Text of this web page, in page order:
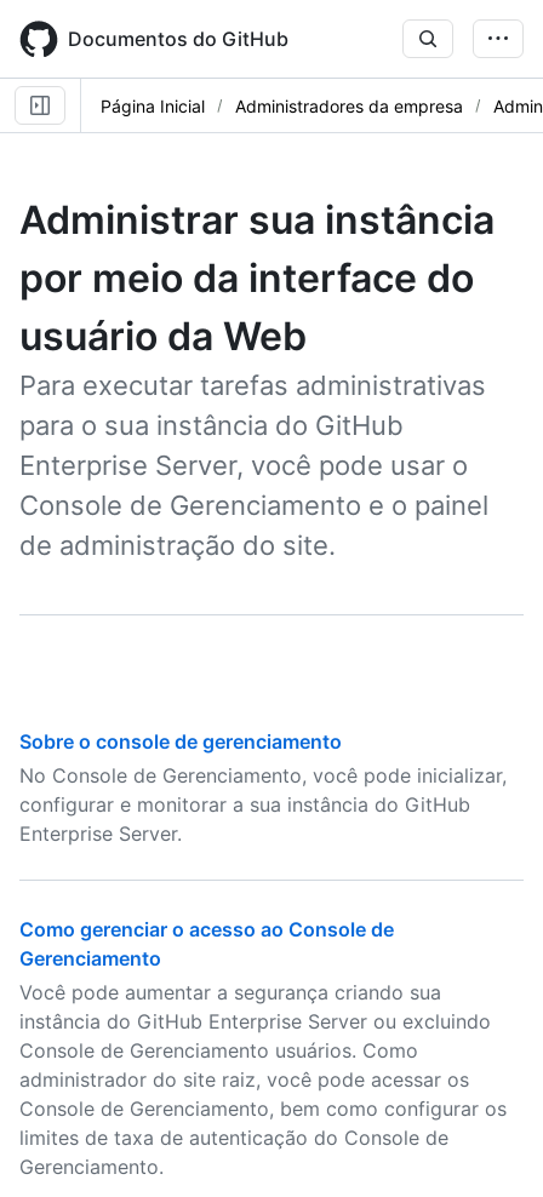
main
content
Documentos do GitHub
Página Inicial Administradores da empresa
Administrar sua instância
por meio da interface do
usuário da Web
Para executar tarefas administrativas
para o sua instância do GitHub
Enterprise Server, você pode usar o
Console de Gerenciamento e o painel
de administração do site.
Sobre o console de gerenciamento
No Console de Gerenciamento, você pode inicializar,
configurar e monitorar a sua instância do GitHub
Enterprise Server.
Como gerenciar o acesso ao Console de
Gerenciamento
Você pode aumentar a segurança criando sua
instância do GitHub Enterprise Server ou excluindo
Console de Gerenciamento usuários. Como
administrador do site raiz, você pode acessar os
Console de Gerenciamento, bem como configurar os
limites de taxa de autenticação do Console de
Gerenciamento.